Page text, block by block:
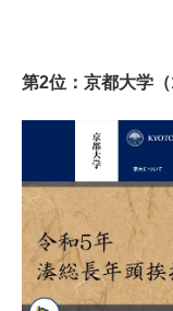
第2位：京都大学（